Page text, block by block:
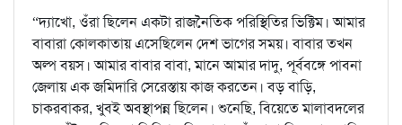
“দ্যাখো, ওঁরা ছিলেন একটা রাজনৈতিক পরিস্থিতির ভিক্টিম। আমার
বাবারা কোলকাতায় এসেছিলেন দেশ ভাগের সময়। বাবার তখন
অল্প বয়স। আমার বাবার বাবা, মানে আমার দাদু, পূর্ববঙ্গে পাবনা
জেলায় এক জমিদারি সেরেস্তায় কাজ করতেন। বড় বাড়ি,
চাকরবাকর, খুবই অবস্থাপন্ন ছিলেন। শুনেছি, বিয়েতে মালাবদলের